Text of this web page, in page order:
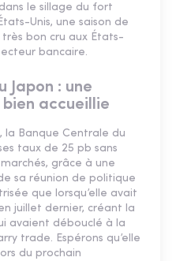
le sillage du fort
Unis, une saison de
bon cru aux États-
bancaire.
Japon : une
accueillie
la Banque Centrale du
taux de 25 pb sans
grâce à une
sa réunion de politique
que lorsqu’elle avait
juillet dernier, créant la
avaient débouclé à la
trade. Espérons qu’elle
du prochain